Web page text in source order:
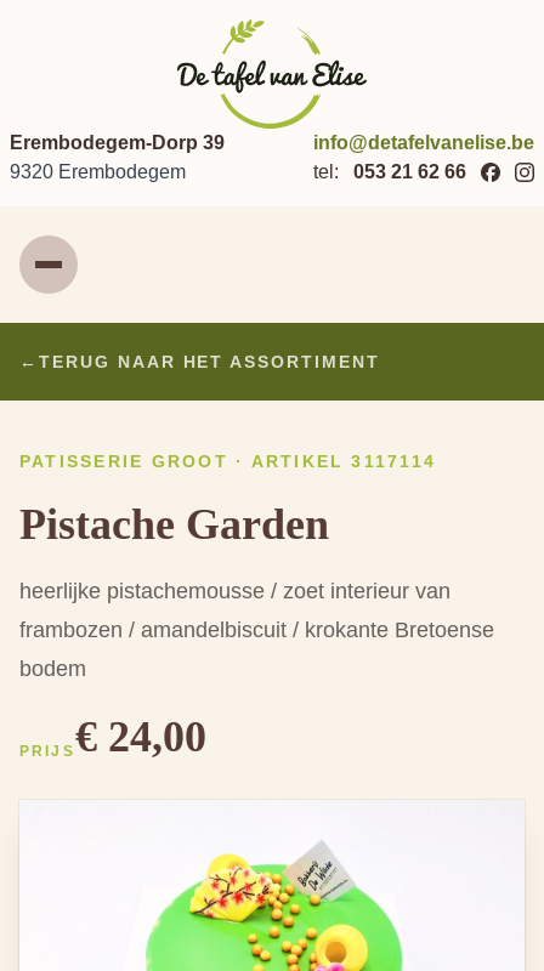
Erembodegem-Dorp 39
9320 Erembodegem
info@detafelvanelise.be
tel:
053 21 62 66
Menu
← TERUG NAAR HET ASSORTIMENT
PATISSERIE GROOT · ARTIKEL 3117114
Pistache Garden
heerlijke pistachemousse / zoet interieur van
frambozen / amandelbiscuit / krokante Bretoense
bodem
PRIJS€ 24,00